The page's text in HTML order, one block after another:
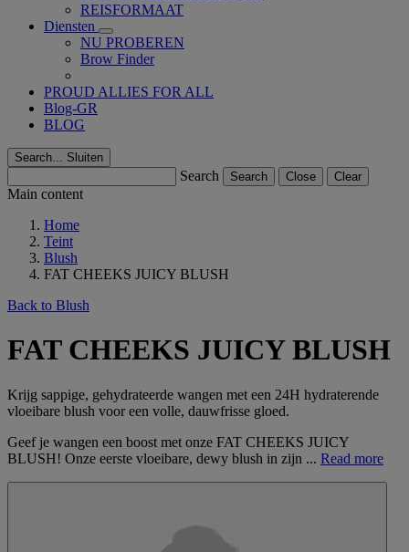
REISFORMAAT
Diensten
NU PROBEREN
Brow Finder
PROUD ALLIES FOR ALL
Blog-GR
BLOG
Search... Sluiten
Search Search Close Clear
Main content
Home
Teint
Blush
FAT CHEEKS JUICY BLUSH
Back to Blush
FAT CHEEKS JUICY BLUSH
Krijg sappige, gehydrateerde wangen met een 24H hydraterende
vloeibare blush voor een volle, dauwfrisse gloed.
Geef je wangen een boost met onze FAT CHEEKS JUICY
BLUSH! Onze eerste vloeibare, dewy blush in zijn ... Read more